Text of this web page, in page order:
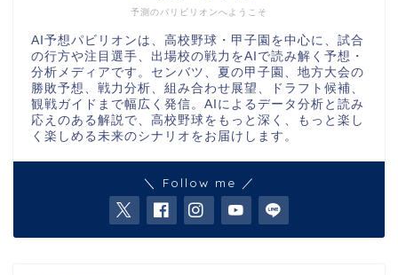
予測のパリビリオンへようこそ
AI予想パビリオンは、高校野球・甲子園を中心に、試合
の行方や注目選手、出場校の戦力をAIで読み解く予想・
分析メディアです。センバツ、夏の甲子園、地方大会の
勝敗予想、戦力分析、組み合わせ展望、ドラフト候補、
観戦ガイドまで幅広く発信。AIによるデータ分析と読み
応えのある解説で、高校野球をもっと深く、もっと楽し
く楽しめる未来のシナリオをお届けします。
＼ Follow me ／